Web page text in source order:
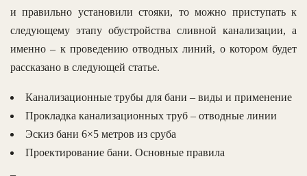
и правильно установили стояки, то можно приступать к
следующему этапу обустройства сливной канализации, а
именно – к проведению отводных линий, о котором будет
рассказано в следующей статье.
Канализационные трубы для бани – виды и применение
Прокладка канализационных труб – отводные линии
Эскиз бани 6×5 метров из сруба
Проектирование бани. Основные правила